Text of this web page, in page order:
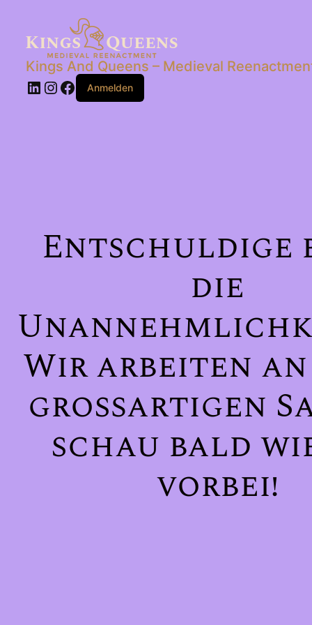
Kings And Queens – Medieval
LinkedIn
Instagram
Facebook
Anmelden
Entschuldige
die
Wir arbeiten
großartigen
schau bald
vorbei!